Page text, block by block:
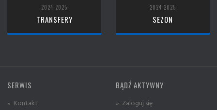
2024-2025
TRANSFERY
2024-2025
SEZON
SERWIS
» Kontakt
BĄDŹ AKTYWNY
» Zaloguj się